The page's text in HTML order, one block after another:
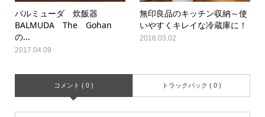
バルミューダ 炊飯器
BALMUDA The Gohan
の...
2017.04.09
無印良品のキッチン収納～使
いやすくキレイな冷蔵庫に！
2016.03.02
コメント ( 0 ) トラックバック ( 0 )